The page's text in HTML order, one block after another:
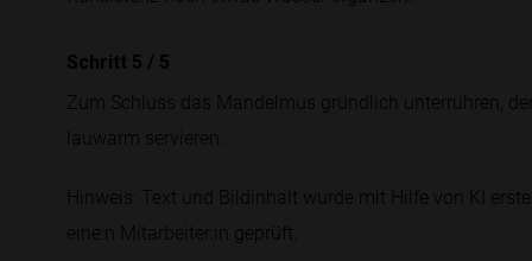
Schritt 5 / 5
Zum Schluss das Mandelmus gründlich unterrühren,
lauwarm servieren.
Hinweis: Text und Bildinhalt wurde mit Hilfe von KI
eine:n Mitarbeiter:in geprüft.